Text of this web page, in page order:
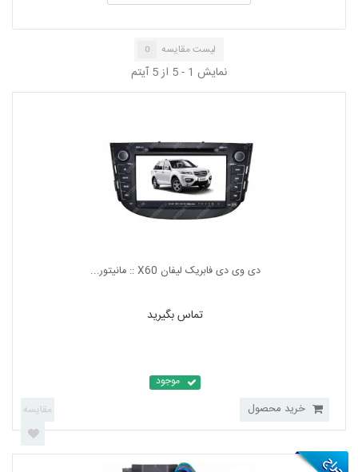
لیست مقایسه 0
نمایش 1 - 5 از 5 آیتم
تماس بگیرید
موجود
خرید محصول